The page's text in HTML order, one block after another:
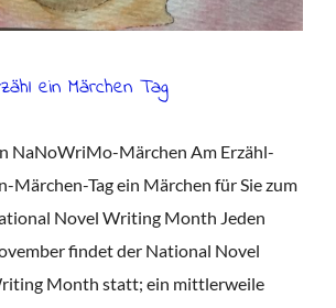
ein Märchen Tag
NaNoWriMo-Märchen Am Erzähl-
Märchen-Tag ein Märchen für Sie zum
Novel Writing Month Jeden
findet der National Novel
Month statt; ein mittlerweile